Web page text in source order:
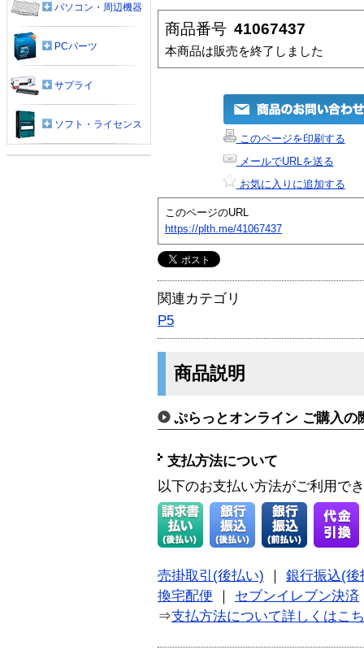
商品番号 41067437
本商品は販売を終了しました
このページを印刷する
メールでURLを送る
お気に入りに追加する
このページのURL
https://plth.me/41067437
関連カテゴリ
P5
商品説明
ぷらっとオンライン ご購入の
支払方法について
以下のお支払い方法がご利用で
売掛取引(後払い)
銀行振込(後
換宅配便
セブンイレブン決済
⇒支払方法について詳しくはこ
パソコン・周辺機器
PCパーツ
サプライ
ソフト・ライセンス